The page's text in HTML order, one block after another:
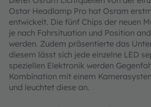
Ostar Headlamp Pro hat Osram
entwickelt. Die fünf Chips der neuen
je nach Fahrsituation und Position
werden. Zudem präsentierte das
diesem lässt sich jede einzelne LED
speziellen Elektronik werden
Kombination mit einem
und leuchtet diese an.